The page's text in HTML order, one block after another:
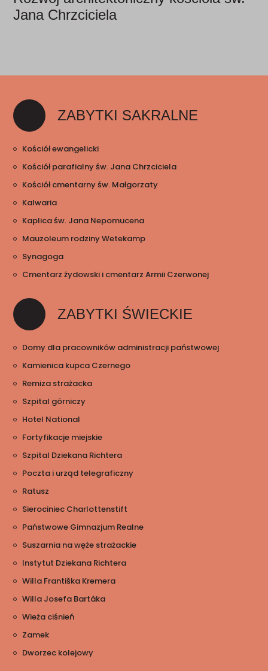
Jana Chrzciciela
ZABYTKI SAKRALNE
Kościół ewangelicki
Kościół parafialny św. Jana Chrzciciela
Kościół cmentarny św. Małgorzaty
Kalwaria
Kaplica św. Jana Nepomucena
Mauzoleum rodziny Wetekamp
Synagoga
Cmentarz żydowski i cmentarz Armii Czerwonej
ZABYTKI ŚWIECKIE
Domy dla pracowników administracji państwowej
Kamienica kupca Czernego
Remiza strażacka
Szpital górniczy
Hotel National
Fortyfikacje miejskie
Szpital Dziekana Richtera
Poczta i urząd telegraficzny
Ratusz
Sierociniec Charlottenstift
Państwowe Gimnazjum Realne
Suszarnia na węże strażackie
Instytut Dziekana Richtera
Willa Františka Kremera
Willa Josefa Bartáka
Wieża ciśnień
Zamek
Dworzec kolejowy